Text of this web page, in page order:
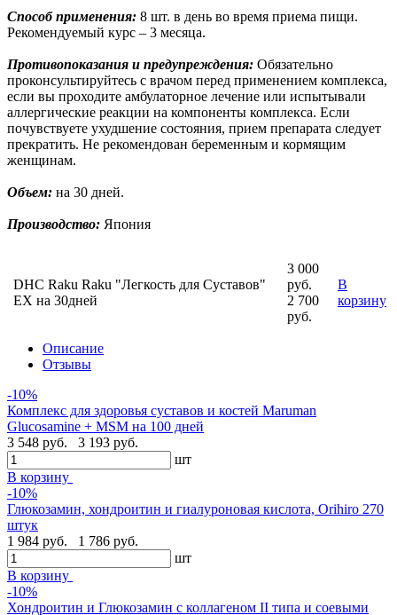
Способ применения: 8 шт. в день во время приема пищи.
Рекомендуемый курс – 3 месяца.
Противопоказания и предупреждения: Обязательно
проконсультируйтесь с врачом перед применением комплекса,
если вы проходите амбулаторное лечение или испытывали
аллергические реакции на компоненты комплекса. Если
почувствуете ухудшение состояния, прием препарата следует
прекратить. Не рекомендован беременным и кормящим
женщинам.
Объем: на 30 дней.
Производство: Япония
DHC Raku Raku "Легкость для Суставов"
EX на 30дней
3 000
руб.
2 700
руб.
В
корзину
Описание
Отзывы
-10%
Комплекс для здоровья суставов и костей Maruman
Glucosamine + MSM на 100 дней
3 548 руб.
3 193 руб.
шт
В корзину
-10%
Глюкозамин, хондроитин и гиалуроновая кислота, Orihiro 270
штук
1 984 руб.
1 786 руб.
шт
В корзину
-10%
Хондроитин и Глюкозамин с коллагеном II типа и соевыми